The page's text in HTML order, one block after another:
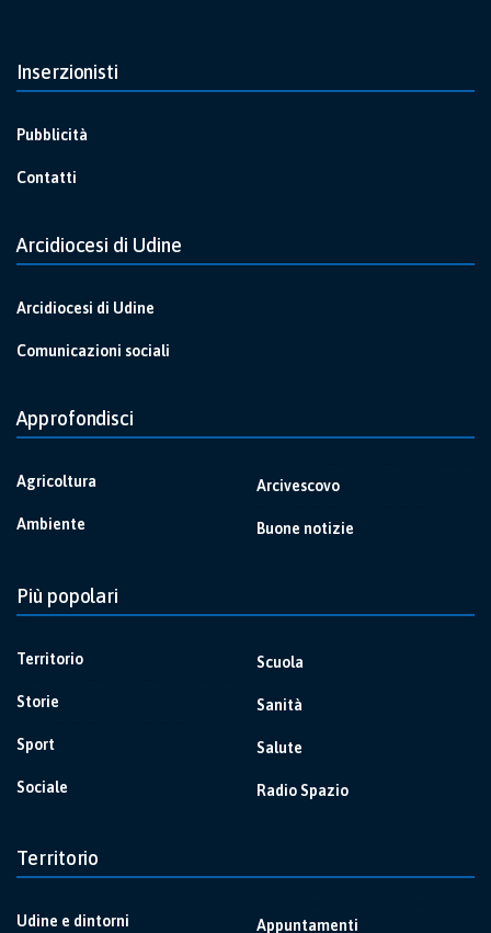
Inserzionisti
Pubblicità
Contatti
Arcidiocesi di Udine
Arcidiocesi di Udine
Comunicazioni sociali
Approfondisci
Agricoltura
Ambiente
Arcivescovo
Buone notizie
Più popolari
Territorio
Storie
Sport
Sociale
Scuola
Sanità
Salute
Radio Spazio
Territorio
Udine e dintorni Appuntamenti